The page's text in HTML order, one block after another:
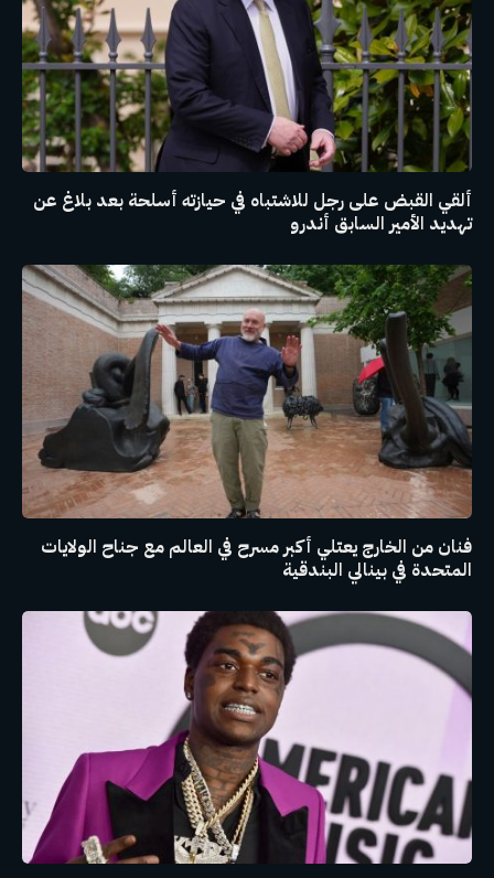
ألقي القبض على رجل للاشتباه في حيازته أسلحة بعد بلاغ عن
تهديد الأمير السابق أندرو
فنان من الخارج يعتلي أكبر مسرح في العالم مع جناح الولايات
المتحدة في بينالي البندقية